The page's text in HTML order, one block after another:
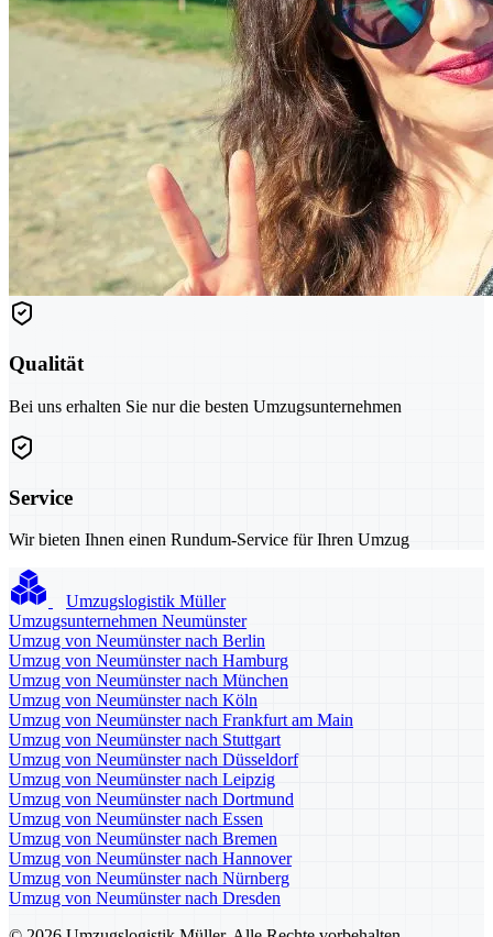
Qualität
Bei uns erhalten Sie nur die besten Umzugsunternehmen
Service
Wir bieten Ihnen einen Rundum-Service für Ihren Umzug
Umzugslogistik Müller
Umzugsunternehmen Neumünster
Umzug von Neumünster nach Berlin
Umzug von Neumünster nach Hamburg
Umzug von Neumünster nach München
Umzug von Neumünster nach Köln
Umzug von Neumünster nach Frankfurt am Main
Umzug von Neumünster nach Stuttgart
Umzug von Neumünster nach Düsseldorf
Umzug von Neumünster nach Leipzig
Umzug von Neumünster nach Dortmund
Umzug von Neumünster nach Essen
Umzug von Neumünster nach Bremen
Umzug von Neumünster nach Hannover
Umzug von Neumünster nach Nürnberg
Umzug von Neumünster nach Dresden